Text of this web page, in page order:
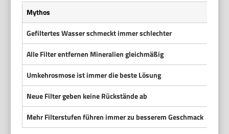
Mythos
Gefiltertes Wasser schmeckt immer schlechter
Alle Filter entfernen Mineralien gleichmäßig
Umkehrosmose ist immer die beste Lösung
Neue Filter geben keine Rückstände ab
Mehr Filterstufen führen immer zu besserem Geschmack